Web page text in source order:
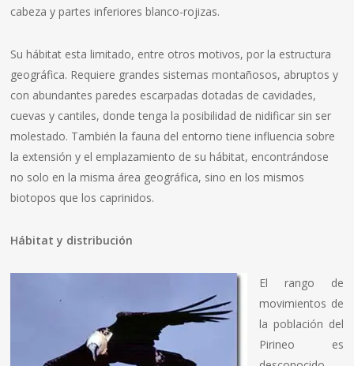
cabeza y partes inferiores blanco-rojizas.
Su hábitat esta limitado, entre otros motivos, por la estructura
geográfica. Requiere grandes sistemas montañosos, abruptos y
con abundantes paredes escarpadas dotadas de cavidades,
cuevas y cantiles, donde tenga la posibilidad de nidificar sin ser
molestado. También la fauna del entorno tiene influencia sobre
la extensión y el emplazamiento de su hábitat, encontrándose
no solo en la misma área geográfica, sino en los mismos
biotopos que los caprinidos.
Hábitat y distribución
El rango de
movimientos de
la población del
Pirineo es